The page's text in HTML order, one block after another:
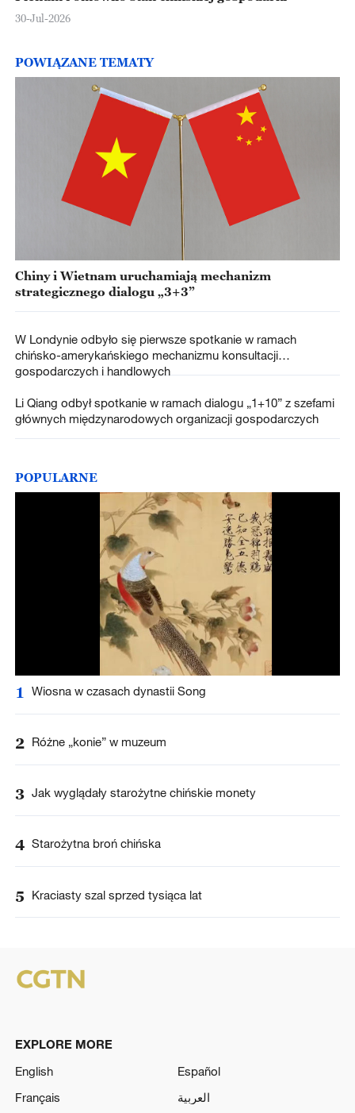
30-Jul-2026
POWIĄZANE TEMATY
Chiny i Wietnam uruchamiają mechanizm
strategicznego dialogu „3+3”
W Londynie odbyło się pierwsze spotkanie w ramach
chińsko-amerykańskiego mechanizmu konsultacji
gospodarczych i handlowych
Li Qiang odbył spotkanie w ramach dialogu „1+10” z szefami
głównych międzynarodowych organizacji gospodarczych
POPULARNE
1 Wiosna w czasach dynastii Song
2 Różne „konie” w muzeum
3 Jak wyglądały starożytne chińskie monety
4 Starożytna broń chińska
5 Kraciasty szal sprzed tysiąca lat
EXPLORE MORE
English
Español
Français
العربية